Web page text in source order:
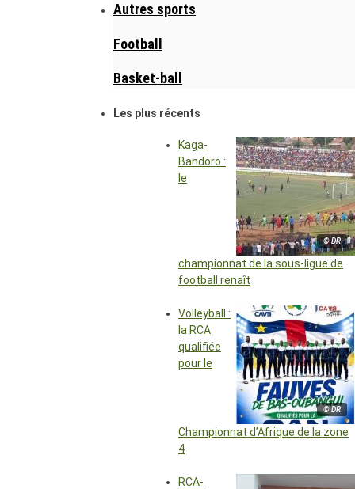
Autres sports
Football
Basket-ball
Les plus récents
© DR
Kaga-
Bandoro :
le
championnat de la sous-ligue de
football renaît
© DR
Volleyball :
la RCA
qualifiée
pour le
Championnat d’Afrique de la zone
4
RCA-